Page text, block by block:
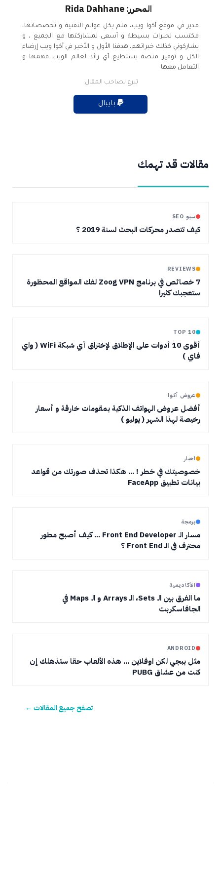
المحرر: Rida Dahhane
مدير في موقع أكوا ويب، ملم بكل عوالم التقنية و تخصصاتها،
مكتسب لخبرات بسيطة و أسعى لمشاركتها مع الجميع ، و
يشاركوني كذلك خبراتهم، هدفنا الأول و الأخير في أكوا ويب إرضاء
الكل و توفير منصة يستطيع أي رائد لعالم الويب فهمها و
التعامل معها
تبرع لصاحب المقال:
مقالات قد تهمك
سيو SEO
كيف تتصدر محركات البحث لسنة 2019 ؟
REVIEWS
7 خصائص في برنامج Zoog VPN لفك المواقع المحظورة
ستعجبك كثيرا
TOP 10
أقوى 10 أدوات على الإطلاق لإختراق أي شبكة WiFi ( واي
فاي )
عروض أكوا
أفضل عروض الهواتف الذكية بمقومات خارقة و أسعار
رخيصة لهذا الشهر ( يوليو )
اخبار
خصوصيتك في خطر ! ... هكذا تحذف صورتك من قواعد
بيانات تطبيق FaceApp
برمجة
مسار الـ Front End Developer ... كيف أصبح مطور
محترف في الـ Front End ؟
الأكاديمية
ما الفرق بين الـ Sets، الـ Arrays و الـ Maps في
الجافاسكربت
ANDROID
مثل ببجي لكن اوفلاين ... هذه الألعاب حقا ستذهلك إن
كنت من عشاق PUBG
تصفح جميع المقالات ←